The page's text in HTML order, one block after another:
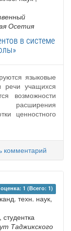
Осетия
в системе
языковые
речи учащихся
возможности
расширения
ценностного
комментарий
1 (Всего: 1)
техн. наук,
, студентка
Таджикского